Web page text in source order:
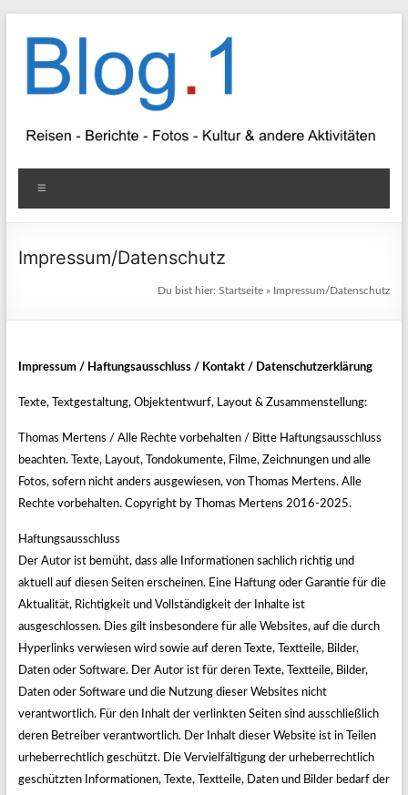
Inhalt
springen
Blog
1
Reisen
–
&
Impressum/Datenschutz
Du bist hier:Startseite » Impressum/Datenschutz
Impressum / Haftungsausschluss / Kontakt / Datenschutzerklärung
Texte, Textgestaltung, Objektentwurf, Layout & Zusammenstellung:
Thomas Mertens / Alle Rechte vorbehalten / Bitte Haftungsausschluss
beachten. Texte, Layout, Tondokumente, Filme, Zeichnungen und alle
Fotos, sofern nicht anders ausgewiesen, von Thomas Mertens. Alle
Rechte vorbehalten. Copyright by Thomas Mertens 2016-2025.
Haftungsausschluss
Der Autor ist bemüht, dass alle Informationen sachlich richtig und
aktuell auf diesen Seiten erscheinen. Eine Haftung oder Garantie für die
Aktualität, Richtigkeit und Vollständigkeit der Inhalte ist
ausgeschlossen. Dies gilt insbesondere für alle Websites, auf die durch
Hyperlinks verwiesen wird sowie auf deren Texte, Textteile, Bilder,
Daten oder Software. Der Autor ist für deren Texte, Textteile, Bilder,
Daten oder Software und die Nutzung dieser Websites nicht
verantwortlich. Für den Inhalt der verlinkten Seiten sind ausschließlich
deren Betreiber verantwortlich. Der Inhalt dieser Website ist in Teilen
urheberrechtlich geschützt. Die Vervielfältigung der urheberrechtlich
geschützten Informationen, Texte, Textteile, Daten und Bilder bedarf der